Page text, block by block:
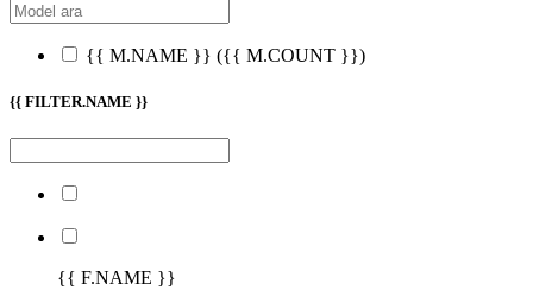
{{ M.NAME }} ({{ M.COUNT }})
{{ FILTER.NAME }}
{{ F.NAME }}